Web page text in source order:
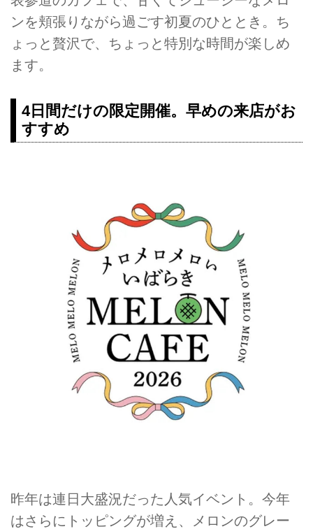
ンを頬張りながら過ごす初夏のひととき。ち
ょっと贅沢で、ちょっと特別な時間が楽しめ
ます。
4日間だけの限定開催。早めの来店がお
すすめ
昨年は連日大盛況だった人気イベント。今年
はさらにトッピングが増え、メロンのグレー